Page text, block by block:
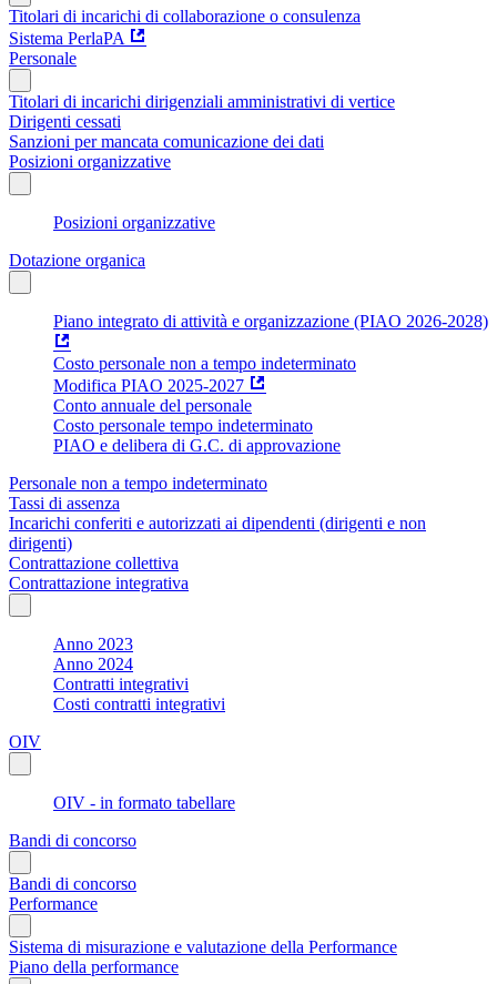
Titolari di incarichi di collaborazione o consulenza
Sistema PerlaPA
Personale
Titolari di incarichi dirigenziali amministrativi di vertice
Dirigenti cessati
Sanzioni per mancata comunicazione dei dati
Posizioni organizzative
Posizioni organizzative
Dotazione organica
Piano integrato di attività e organizzazione (PIAO 2026-2028)
Costo personale non a tempo indeterminato
Modifica PIAO 2025-2027
Conto annuale del personale
Costo personale tempo indeterminato
PIAO e delibera di G.C. di approvazione
Personale non a tempo indeterminato
Tassi di assenza
Incarichi conferiti e autorizzati ai dipendenti (dirigenti e non
dirigenti)
Contrattazione collettiva
Contrattazione integrativa
Anno 2023
Anno 2024
Contratti integrativi
Costi contratti integrativi
OIV
OIV - in formato tabellare
Bandi di concorso
Bandi di concorso
Performance
Sistema di misurazione e valutazione della Performance
Piano della performance